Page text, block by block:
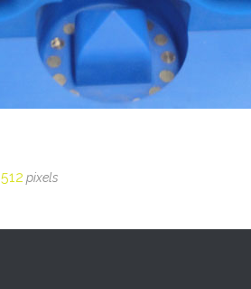
pixels